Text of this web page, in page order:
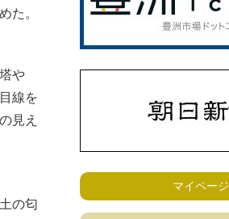
た。
や
線を
見え
の匂
マイページ